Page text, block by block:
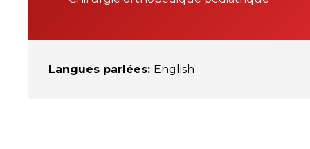
Langues parlées: English